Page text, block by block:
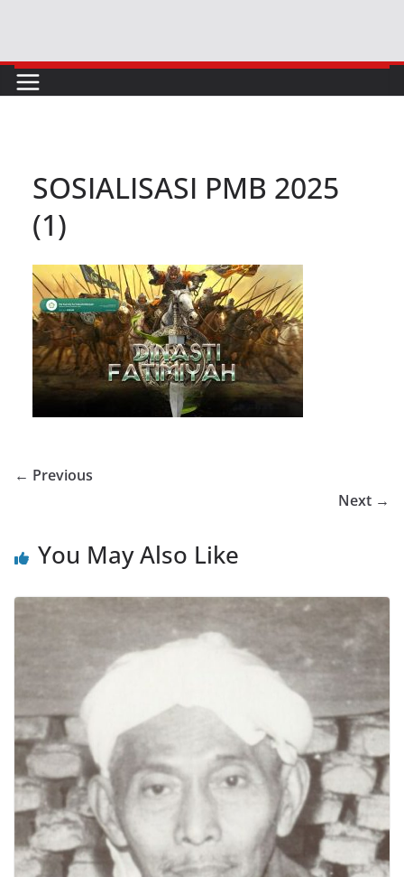
content
SOSIALISASI PMB 2025
(1)
← Previous
Next →
You May Also Like